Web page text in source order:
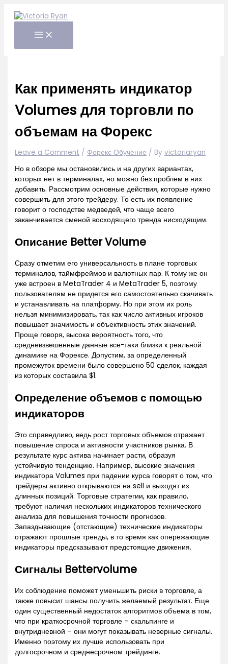
Как применять индикатор
Volumes для торговли по
объемам на Форекс
Leave a Comment / Форекс Обучение / Byvictoriaryan
Но в обзоре мы остановились и на других вариантах,
которых нет в терминалах, но можно без проблем в них
добавить. Рассмотрим основные действия, которые нужно
совершить для этого трейдеру. То есть их появление
говорит о господстве медведей, что чаще всего
заканчивается сменой восходящего тренда нисходящим.
Описание Better Volume
Сразу отметим его универсальность в плане торговых
терминалов, таймфреймов и валютных пар. К тому же он
уже встроен в MetaTrader 4 и MetaTrader 5, поэтому
пользователям не придется его самостоятельно скачивать
и устанавливать на платформу. Но при этом их роль
нельзя минимизировать, так как число активных игроков
повышает значимость и объективность этих значений.
Проще говоря, высока вероятность того, что
средневзвешенные данные все-таки близки к реальной
динамике на Форексе. Допустим, за определенный
промежуток времени было совершено 50 сделок, каждая
из которых составила $1.
Определение объемов с помощью
индикаторов
Это справедливо, ведь рост торговых объемов отражает
повышение спроса и активности участников рынка. В
результате курс актива начинает расти, образуя
устойчивую тенденцию. Например, высокие значения
индикатора Volumes при падении курса говорят о том, что
трейдеры активно открываются на sell и выходят из
длинных позиций. Торговые стратегии, как правило,
требуют наличия нескольких индикаторов технического
анализа для повышения точности прогнозов.
Запаздывающие (отстающие) технические индикаторы
отражают прошлые тренды, в то время как опережающие
индикаторы предсказывают предстоящие движения.
Сигналы Bettervolume
Их соблюдение поможет уменьшить риски в торговле, а
также повысит шансы получить желаемый результат. Еще
один существенный недостаток алгоритмов объема в том,
что при краткосрочной торговле – скальпинге и
внутридневной – они могут показывать неверные сигналы.
Именно поэтому их лучше использовать при
долгосрочном и среднесрочном трейдинге.